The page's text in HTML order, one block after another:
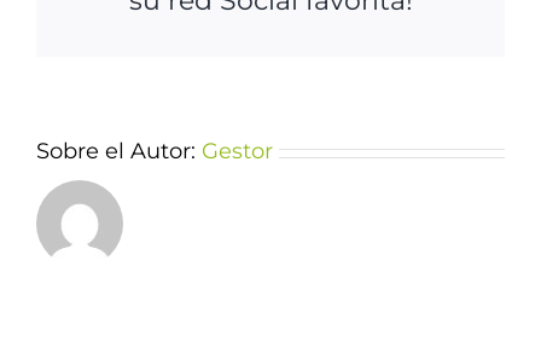
Sobre el Autor: Gestor